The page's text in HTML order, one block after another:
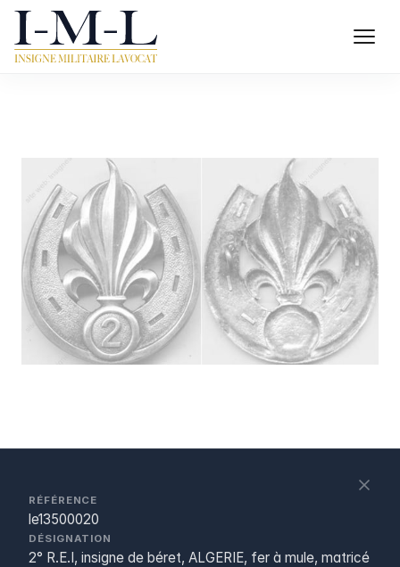
RÉFÉRENCE
le13500020
DÉSIGNATION
2° R.E.I, insigne de béret, ALGERIE, fer à mule, matricé